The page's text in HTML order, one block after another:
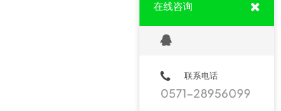
在线咨询
联系电话
0571-28956099